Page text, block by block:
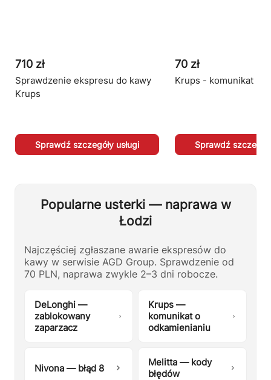
710 zł
Sprawdzenie ekspresu do kawy
Krups
Sprawdź szczegóły usługi
70 zł
Krups - komunikat
Sprawdź
Popularne usterki — naprawa w
Łodzi
Najczęściej zgłaszane awarie ekspresów do
kawy w serwisie AGD Group. Sprawdzenie od
70 PLN, naprawa zwykle 2–3 dni robocze.
DeLonghi —
zablokowany
zaparzacz
Krups —
komunikat o
odkamienianiu
Nivona — błąd 8
Melitta — kody
błędów